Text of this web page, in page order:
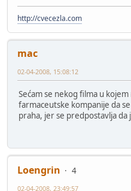
http://cvecezla.com
mac
02-04-2008, 15:08:12
Sećam se nekog filma u
farmaceutske kompanije da
praha, jer se predpostavlja
Loengrin
4
02-04-2008, 23:49:57